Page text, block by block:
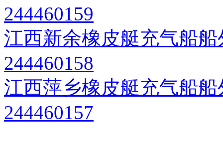
244460159
江西新余橡皮艇充气船
244460158
江西萍乡橡皮艇充气船
244460157